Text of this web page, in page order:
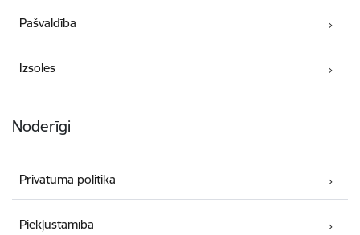
Pašvaldība
Izsoles
Noderīgi
Privātuma politika
Piekļūstamība